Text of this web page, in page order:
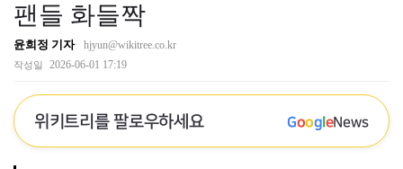
팬들 화들짝
윤희정 기자 hjyun@wikitree.co.kr
작성일 2026-06-01 17:19
위키트리를 팔로우하세요 GoogleNews